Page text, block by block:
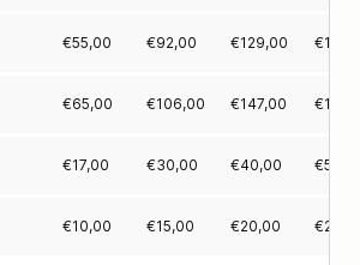
€55,00 €92,00 €129,00 €
€65,00 €106,00 €147,00 €
€17,00 €30,00 €40,00 €
€10,00 €15,00 €20,00 €